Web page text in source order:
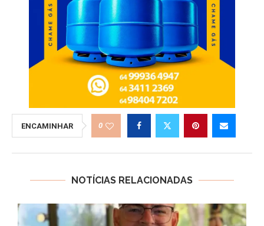
ENCAMINHAR 0
NOTÍCIAS RELACIONADAS